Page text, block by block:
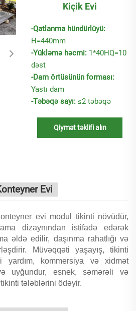
Kiçik Evi
-Qatlanma hündürlüyü:
H=440mm
-Yükləmə həcmi: 1*40HQ=10
dəst
-Dam örtüsünün forması:
Yastı dam
-Təbəqə sayı: ≤2 təbəqə
Qiymət təklifi alın
Evi
evi modul tikinti növüdür,
dizaynından istifadə edərək
əldə edilir, daşınma rahatlığı və
Müvəqqəti yaşayış, tikinti
yardım, kommersiya və xidmət
uyğundur, esnek, səmərəli və
tələblərini ödəyir.